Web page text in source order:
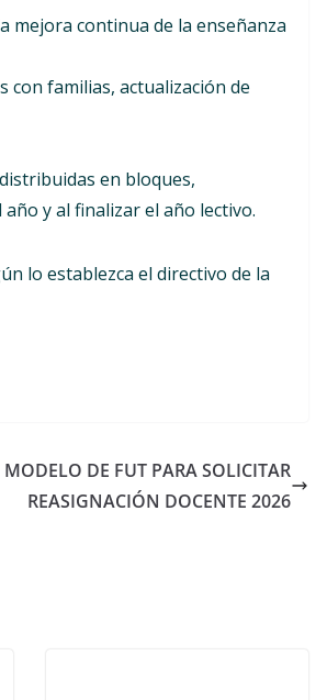
mejora continua de la enseñanza
con familias, actualización de
en bloques,
y al finalizar el año lectivo.
lo establezca el directivo de la
MODELO DE FUT PARA SOLICITAR
REASIGNACIÓN DOCENTE 2026